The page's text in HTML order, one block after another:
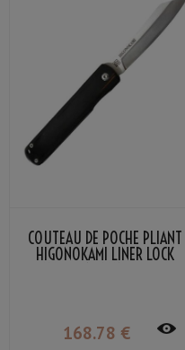
COUTEAU DE POCHE PLIANT
HIGONOKAMI LINER LOCK
168.78 €